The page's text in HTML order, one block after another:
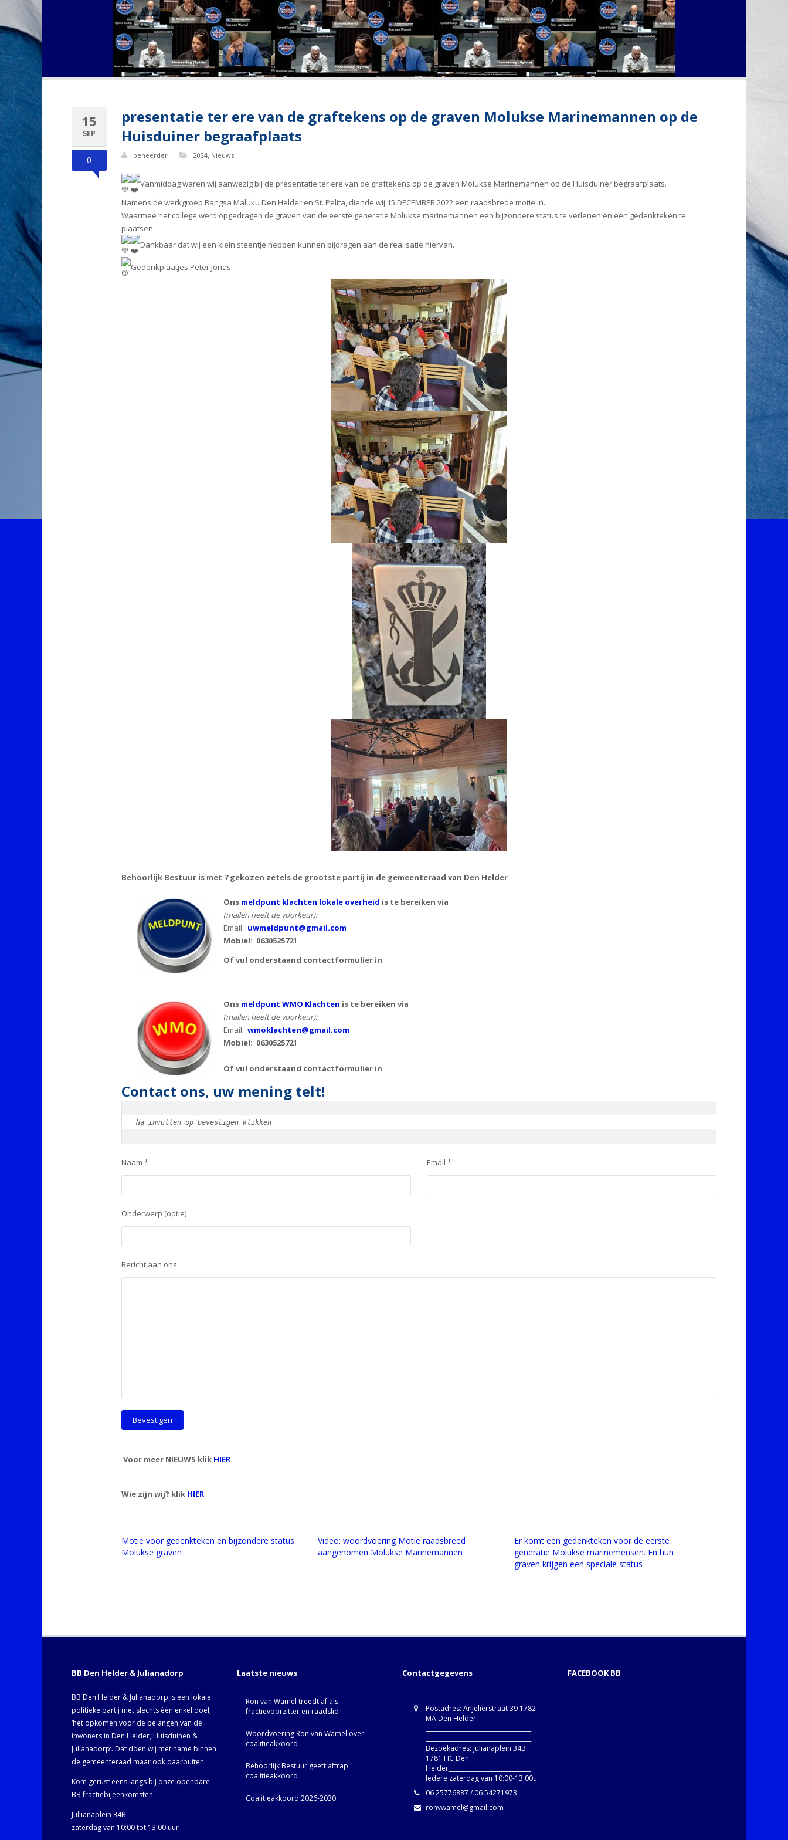
15
SEP
0
presentatie ter ere van de graftekens op de graven Molukse Marinemannen op de
Huisduiner begraafplaats
beheerder 2024, Nieuws
Vanmiddag waren wij aanwezig bij de presentatie ter ere van de graftekens op de graven Molukse Marinemannen op de Huisduiner begraafplaats.
Namens de werkgroep Bangsa Maluku Den Helder en St. Pelita, diende wij 15 DECEMBER 2022 een raadsbrede motie in.
Waarmee het college werd opgedragen de graven van de eerste generatie Molukse marinemannen een bijzondere status te verlenen en een gedenkteken te
plaatsen.
Dankbaar dat wij een klein steentje hebben kunnen bijdragen aan de realisatie hiervan.
Gedenkplaatjes Peter Jonas
Behoorlijk Bestuur is met 7 gekozen zetels de grootste partij in de gemeenteraad van Den Helder
Ons meldpunt klachten lokale overheid is te bereiken via
(mailen heeft de voorkeur):
Email: uwmeldpunt@gmail.com
Mobiel: 0630525721
Of vul onderstaand contactformulier in
Ons meldpunt WMO Klachten is te bereiken via
(mailen heeft de voorkeur):
Email: wmoklachten@gmail.com
Mobiel: 0630525721
Of vul onderstaand contactformulier in
Contact ons, uw mening telt!
Na invullen op bevestigen klikken
Naam * Email *
Onderwerp (optie)
Bericht aan ons
Voor meer NIEUWS klik HIER
Wie zijn wij? klik HIER
Motie voor gedenkteken en bijzondere status
Molukse graven
Video: woordvoering Motie raadsbreed
aangenomen Molukse Marinemannen
Er komt een gedenkteken voor de eerste
generatie Molukse marinemensen. En hun
graven krijgen een speciale status
BB Den Helder & Julianadorp
BB Den Helder & Julianadorp is een lokale
politieke partij met slechts één enkel doel;
‘het opkomen voor de belangen van de
inwoners in Den Helder, Huisduinen &
Julianadorp‘. Dat doen wij met name binnen
de gemeenteraad maar ook daarbuiten.
Kom gerust eens langs bij onze openbare
BB fractiebijeenkomsten.
Jullianaplein 34B
zaterdag van 10:00 tot 13:00 uur
Laatste nieuws
Ron van Wamel treedt af als
fractievoorzitter en raadslid
Woordvoering Ron van Wamel over
coalitieakkoord
Behoorlijk Bestuur geeft aftrap
coalitieakkoord
Coalitieakkoord 2026-2030
Contactgegevens
Postadres: Anjelierstraat 39 1782
MA Den Helder
Bezoekadres: Julianaplein 34B
1781 HC Den
Helder____________________________
Iedere zaterdag van 10:00-13:00u
06 25776887 / 06 54271973
ronvwamel@gmail.com
FACEBOOK BB